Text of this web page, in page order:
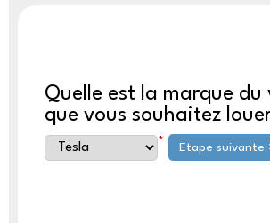
Quelle est la marque du
que vous souhaitez
* Etape suivante